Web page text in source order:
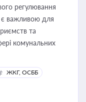
регулювання
є важливою для
та
комунальних
ЖКГ, ОСББ